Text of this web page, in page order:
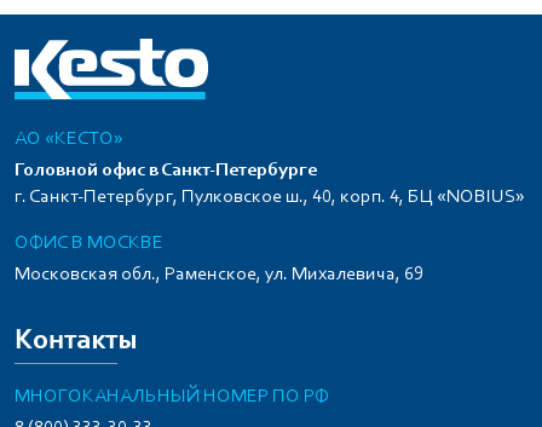
АО «КЕСТО»
Головной офис в Санкт-Петербурге
г. Санкт-Петербург, Пулковское ш., 40, корп. 4, БЦ «NOBIUS»
ОФИС В МОСКВЕ
Московская обл., Раменское, ул. Михалевича, 69
Контакты
МНОГОКАНАЛЬНЫЙ НОМЕР ПО РФ